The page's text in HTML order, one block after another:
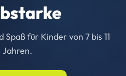
Spaß für Kinder von 7 bis 11
Jahren.